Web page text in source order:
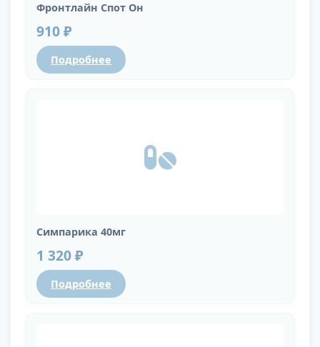
Фронтлайн Спот Он
910 ₽
Подробнее
Симпарика 40мг
1 320 ₽
Подробнее